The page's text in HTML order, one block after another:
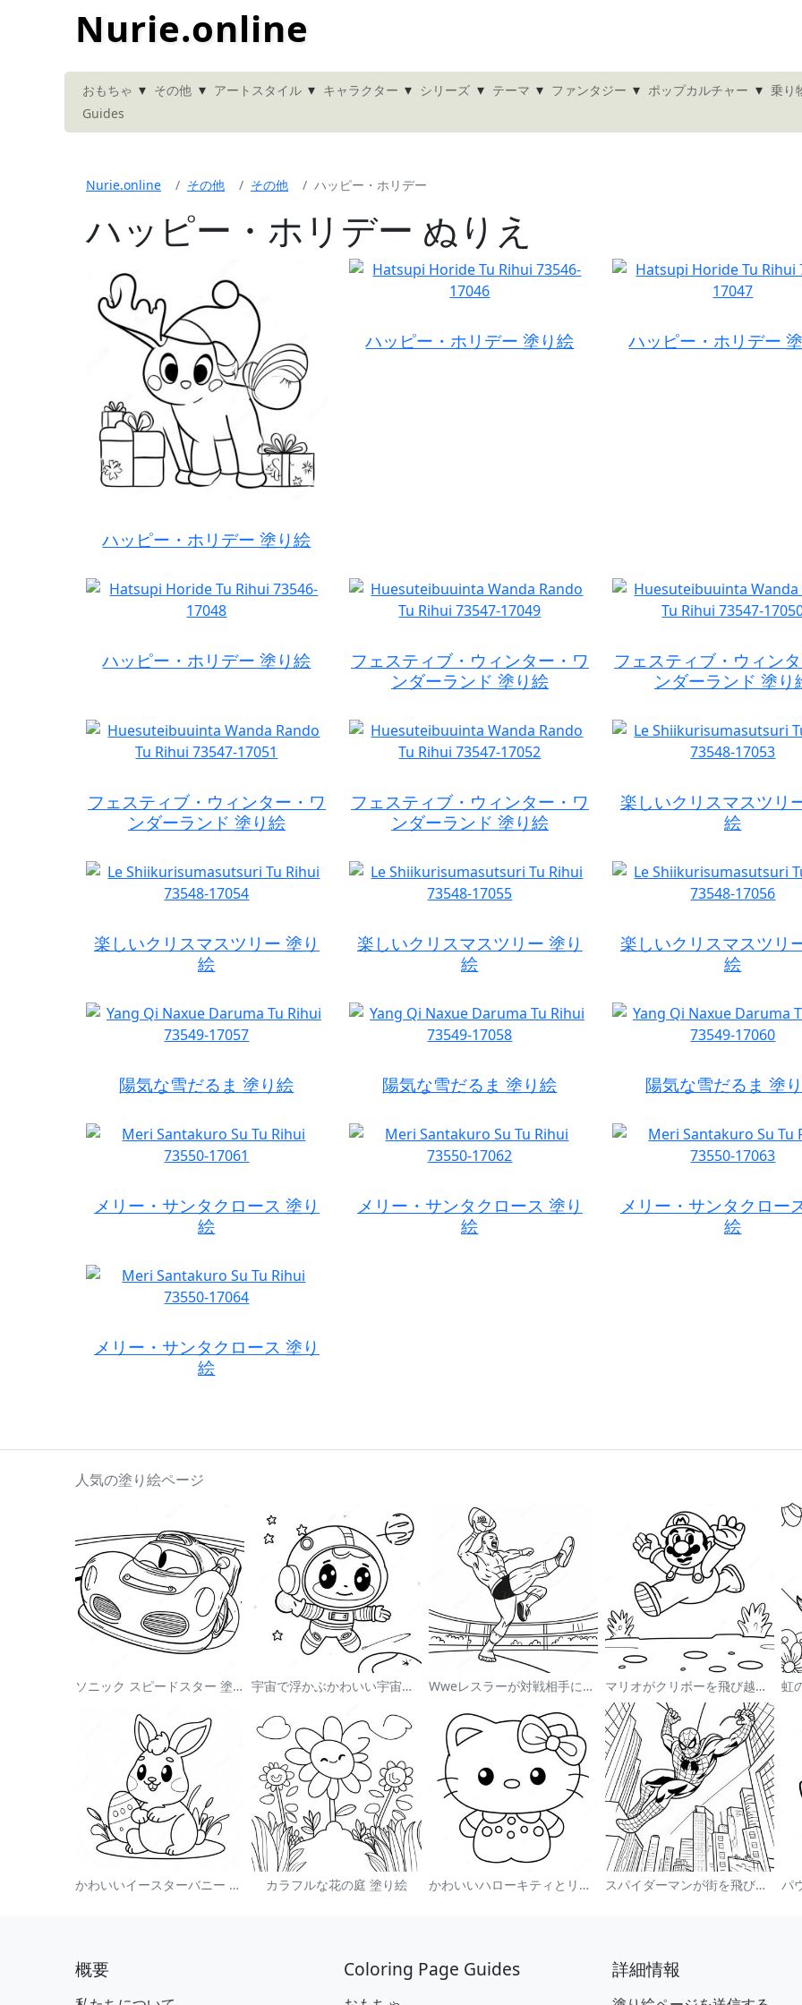
Nurie.online
おもちゃ ▾ その他 ▾ アートスタイル ▾ キャラクター ▾ シリーズ ▾ テーマ ▾ ファンタジー ▾ ポップカルチャー ▾ 乗り
Guides
Nurie.online その他 その他 ハッピー・ホリデー
ハッピー・ホリデー ぬりえ
ハッピー・ホリデー 塗り絵
ハッピー・ホリデー 塗り絵 ハッピー・ホリデー
ハッピー・ホリデー 塗り絵
フェスティブ・ウィンター・ワ
ンダーランド 塗り絵
フェスティブ・ウィン
ンダーランド 塗り
フェスティブ・ウィンター・ワ
ンダーランド 塗り絵
フェスティブ・ウィンター・ワ
ンダーランド 塗り絵
楽しいクリスマスツリ
絵
楽しいクリスマスツリー 塗り
絵
楽しいクリスマスツリー 塗り
絵
楽しいクリスマスツリ
絵
陽気な雪だるま 塗り絵 陽気な雪だるま 塗り絵 陽気な雪だるま 塗
メリー・サンタクロース 塗り
絵
メリー・サンタクロース 塗り
絵
メリー・サンタクロー
絵
メリー・サンタクロース 塗り
絵
人気の塗り絵ページ
ソニック スピードスター 塗り絵 宇宙で浮かぶかわいい宇宙飛行士 塗り絵 Wweレスラーが対戦相手にジャンプする塗り絵 マリオがクリボーを飛び越える塗り絵
かわいいイースターバニー 塗り絵 カラフルな花の庭 塗り絵 かわいいハローキティとリボンの塗り絵 スパイダーマンが街を飛び回る塗り絵
概要 Coloring Page Guides 詳細情報